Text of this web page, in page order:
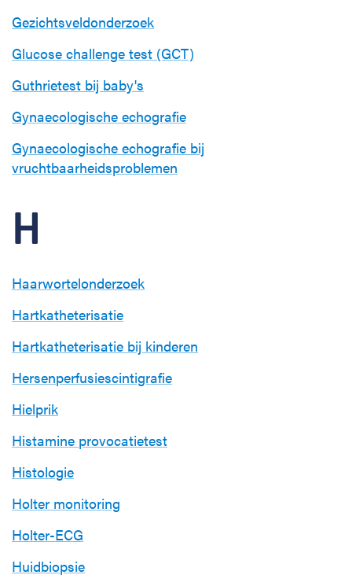
Gezichtsveldonderzoek
Glucose challenge test (GCT)
Guthrietest bij baby's
Gynaecologische echografie
Gynaecologische echografie bij
vruchtbaarheidsproblemen
H
Haarwortelonderzoek
Hartkatheterisatie
Hartkatheterisatie bij kinderen
Hersenperfusiescintigrafie
Hielprik
Histamine provocatietest
Histologie
Holter monitoring
Holter-ECG
Huidbiopsie